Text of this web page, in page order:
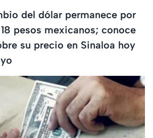
del dólar permanece por
pesos mexicanos; conoce
su precio en Sinaloa hoy